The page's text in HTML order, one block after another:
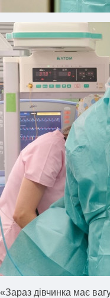
«Зараз дівчинка має